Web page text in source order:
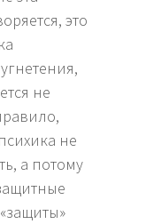
это
не
не
а потому